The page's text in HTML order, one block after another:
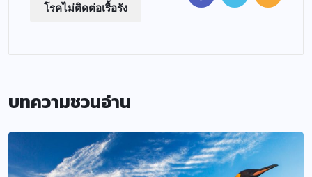
โรคไม่ติดต่อเรื้อรัง
บทความชวนอ่าน